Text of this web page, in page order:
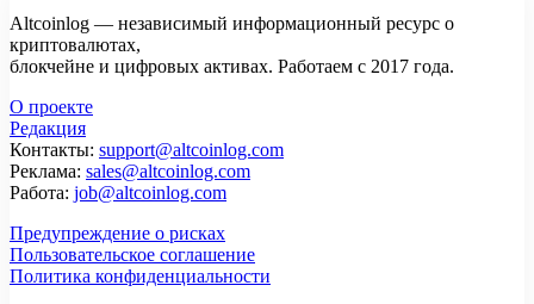
Altcoinlog — независимый информационный ресурс о
криптовалютах,
блокчейне и цифровых активах. Работаем с 2017 года.
О проекте
Редакция
Контакты: support@altcoinlog.com
Реклама: sales@altcoinlog.com
Работа: job@altcoinlog.com
Предупреждение о рисках
Пользовательское соглашение
Политика конфиденциальности